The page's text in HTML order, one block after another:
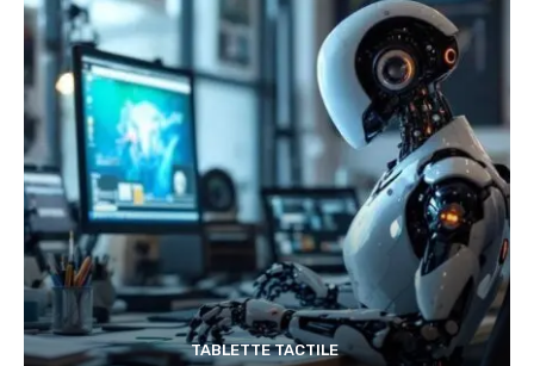
TABLETTE TACTILE